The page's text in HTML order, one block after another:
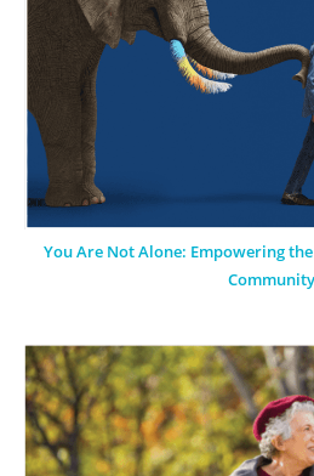
You Are Not Alone: Empowering
Community